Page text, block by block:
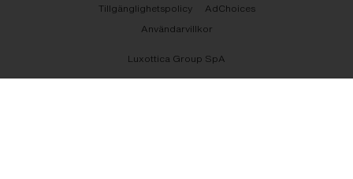
Tillgänglighetspolicy
AdChoices
Användarvillkor
Luxottica Group SpA